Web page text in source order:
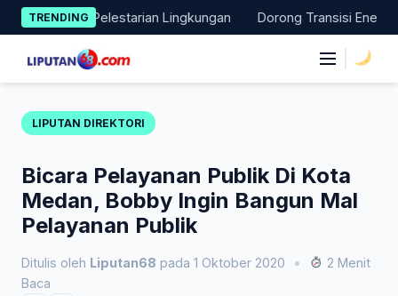
Skip
to
content
TRENDING
Nyata Pelestarian Lingkungan Dorong Transisi Energi di
LIPUTAN DIREKTORI
Bicara Pelayanan Publik Di Kota
Medan, Bobby Ingin Bangun Mal
Pelayanan Publik
Ditulis oleh Liputan68 pada 1 Oktober 2020 •
2 Menit
Baca